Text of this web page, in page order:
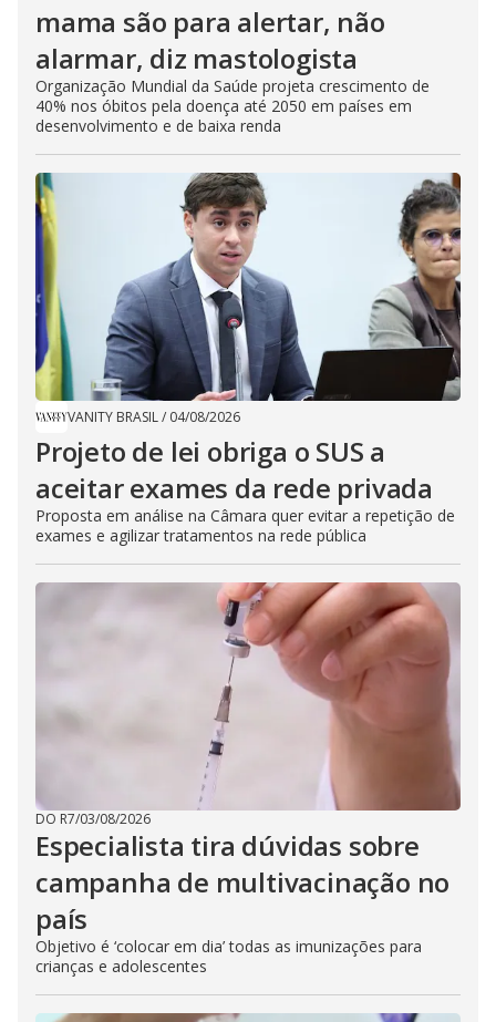
mama são para alertar, não
alarmar, diz mastologista
Organização Mundial da Saúde projeta crescimento de
40% nos óbitos pela doença até 2050 em países em
desenvolvimento e de baixa renda
VANITY BRASIL/ 04/08/2026
Projeto de lei obriga o SUS a
aceitar exames da rede privada
Proposta em análise na Câmara quer evitar a repetição de
exames e agilizar tratamentos na rede pública
DO R7/03/08/2026
Especialista tira dúvidas sobre
campanha de multivacinação no
país
Objetivo é ‘colocar em dia’ todas as imunizações para
crianças e adolescentes